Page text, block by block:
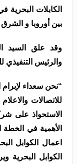
الكابلات
بين أوروبا و
وقد علق السيد
والرئيس التنفيذي
“نحن سعداء
للاتصالات
الاستحواذ على
الأهمية في الخطة
اعمال الكوابل
الكوابل البحرية